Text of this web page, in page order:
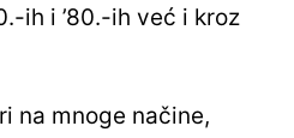
ih i ’80.-ih već i kroz
na mnoge načine,